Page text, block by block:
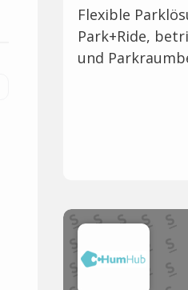
Flexible
Park+Ride,
und